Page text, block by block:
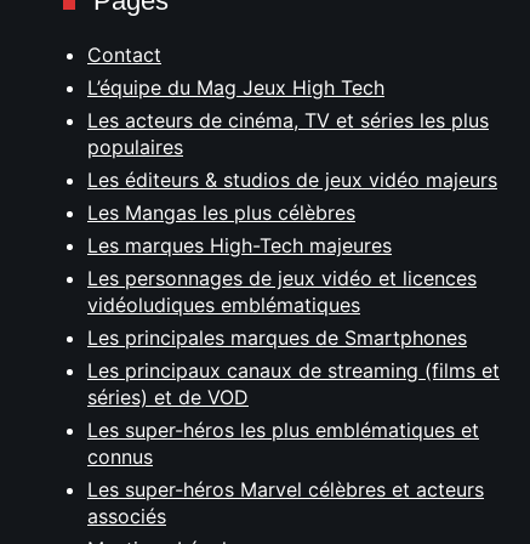
Contact
L’équipe du Mag Jeux High Tech
Les acteurs de cinéma, TV et séries les plus
populaires
Les éditeurs & studios de jeux vidéo majeurs
Les Mangas les plus célèbres
Les marques High-Tech majeures
Les personnages de jeux vidéo et licences
vidéoludiques emblématiques
Les principales marques de Smartphones
Les principaux canaux de streaming (films et
séries) et de VOD
Les super-héros les plus emblématiques et
connus
Les super-héros Marvel célèbres et acteurs
associés